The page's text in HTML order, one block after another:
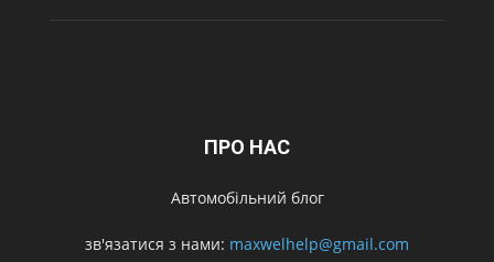
ПРО НАС
Автомобільний блог
зв'язатися з нами: maxwelhelp@gmail.com